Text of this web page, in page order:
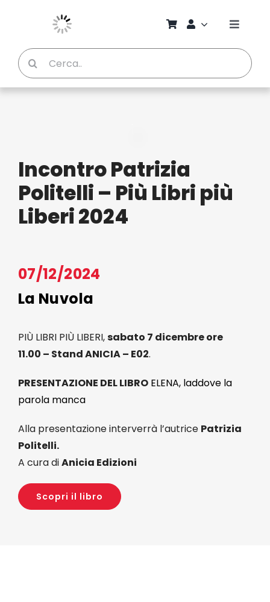
Toggle
Chi
Cerca
per:
Incontro Patrizia
Politelli – Più Libri più
Liberi 2024
07/12/2024
La Nuvola
PIÙ LIBRI PIÙ LIBERI,sabato 7 dicembre ore
11.00 – Stand ANICIA – E02.
PRESENTAZIONE DEL LIBRO ELENA, laddove la
parola manca
Alla presentazione interverrà l’autrice Patrizia
Politelli.
A cura diAnicia Edizioni
Scopri il libro